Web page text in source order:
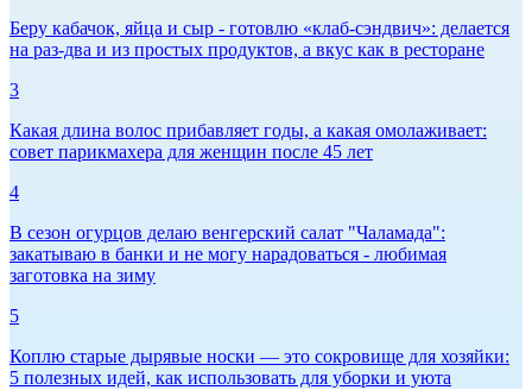
Беру кабачок, яйца и сыр - готовлю «клаб-сэндвич»: делается
на раз-два и из простых продуктов, а вкус как в ресторане
3
Какая длина волос прибавляет годы, а какая омолаживает:
совет парикмахера для женщин после 45 лет
4
В сезон огурцов делаю венгерский салат "Чаламада":
закатываю в банки и не могу нарадоваться - любимая
заготовка на зиму
5
Коплю старые дырявые носки — это сокровище для хозяйки:
5 полезных идей, как использовать для уборки и уюта